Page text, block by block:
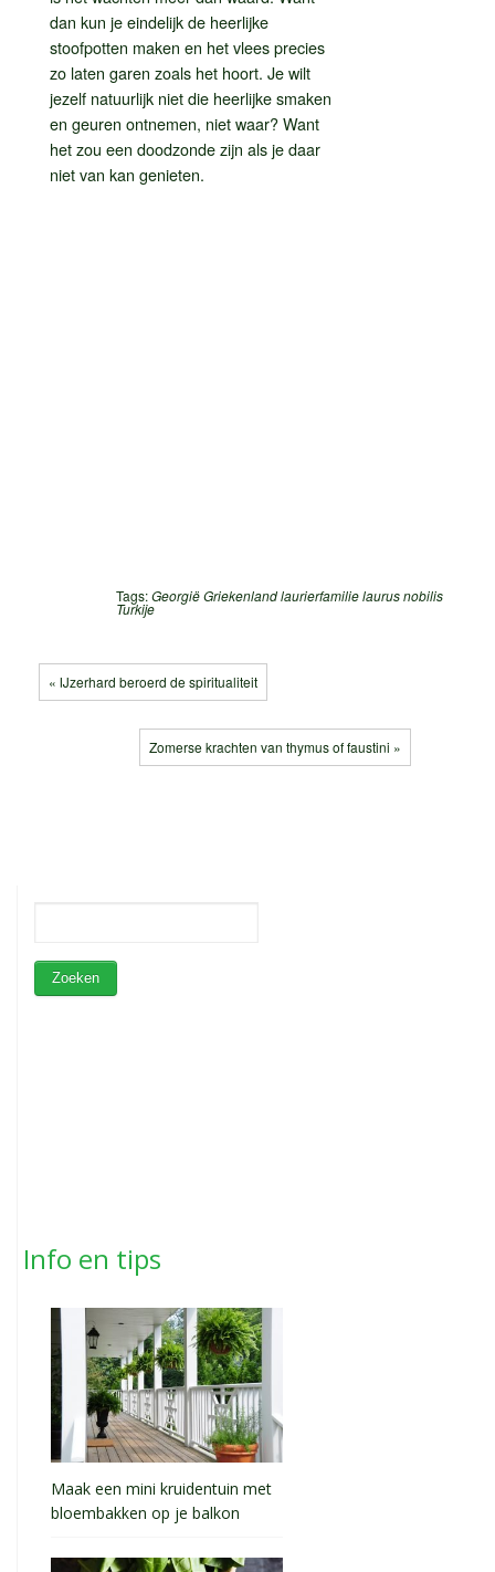
dan kun je eindelijk de heerlijke
stoofpotten maken en het vlees precies
zo laten garen zoals het hoort. Je wilt
jezelf natuurlijk niet die heerlijke smaken
en geuren ontnemen, niet waar? Want
het zou een doodzonde zijn als je daar
niet van kan genieten.
Tags:GeorgiëGriekenlandlaurierfamilielaurus nobilis
Turkije
« IJzerhard beroerd de spiritualiteit
Zomerse krachten van thymus of faustini »
Info en tips
Maak een mini kruidentuin met
bloembakken op je balkon